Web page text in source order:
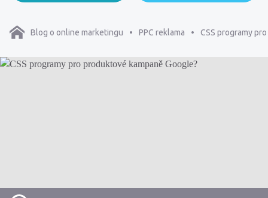
Blog o online marketingu PPC reklama CSS programy